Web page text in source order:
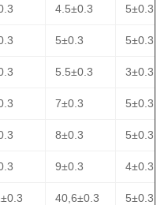
4.5±0.3 5±0.3
5±0.3 5±0.3
5.5±0.3 3±0.3
7±0.3 5±0.3
8±0.3 5±0.3
9±0.3 4±0.3
40,6±0.3 5±0.3